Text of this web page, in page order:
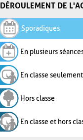
DÉROULEMENT DE
Sporadiques
En plusieurs
En classe seulement
Hors classe
En classe et hors